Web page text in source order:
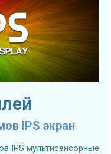
IPS экран
IPS мультисенсорные